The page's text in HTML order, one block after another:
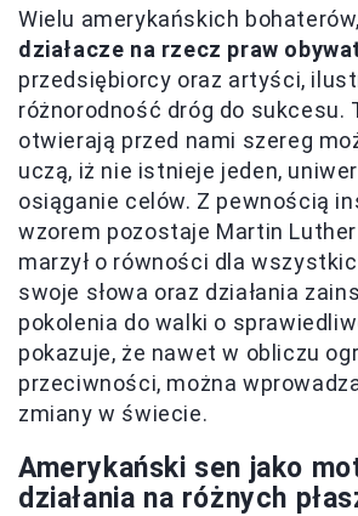
Wielu amerykańskich
działacze na rzecz praw
przedsiębiorcy oraz artyści,
różnorodność dróg do sukcesu.
otwierają przed nami szereg
uczą, iż nie istnieje jeden,
osiąganie celów. Z pewnością
wzorem pozostaje Martin
marzył o równości dla
swoje słowa oraz działania
pokolenia do walki o
pokazuje, że nawet w obliczu
przeciwności, można
zmiany w świecie.
Amerykański sen jako
działania na różnych